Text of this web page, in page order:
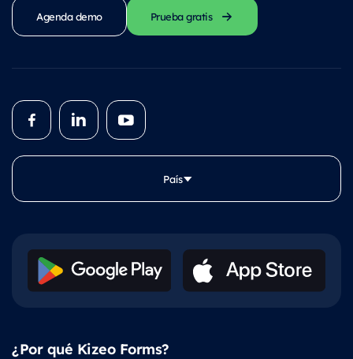
Agenda demo Prueba gratis
País
¿Por qué Kizeo Forms?